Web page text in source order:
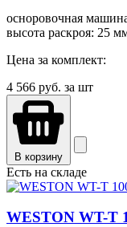
осноровочная
высота раскроя: 25
Цена за комплект:
4 566 руб. за шт
В корзину
Есть на складе
WESTON WT-T